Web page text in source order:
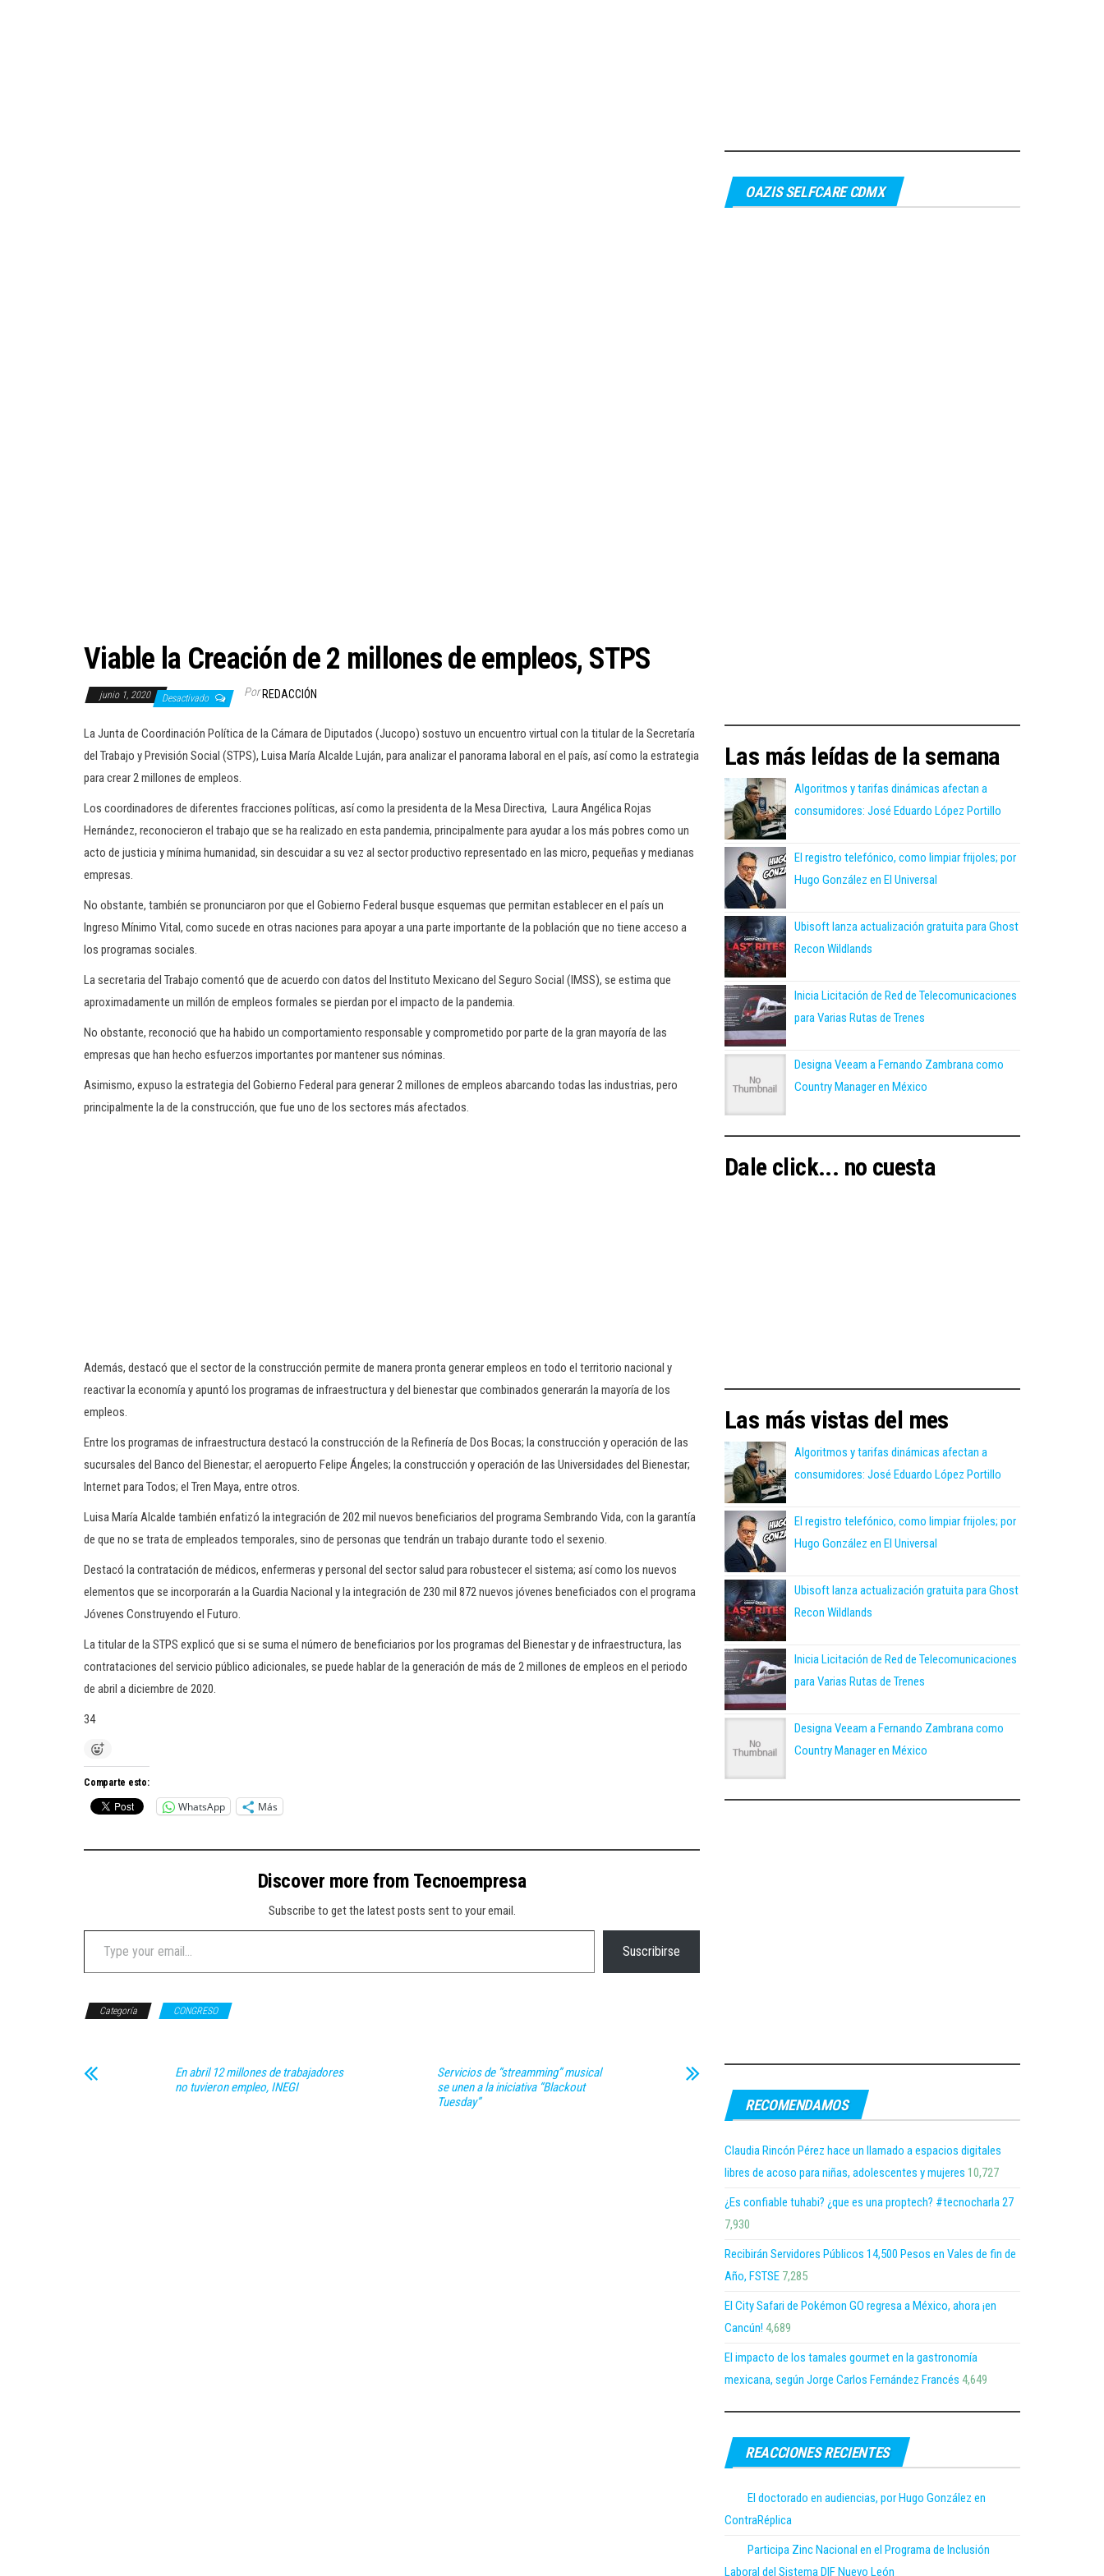
Viable la Creación de 2 millones de empleos, STPS
junio 1, 2020 Desactivado Por REDACCIÓN
La Junta de Coordinación Política de la Cámara de Diputados (Jucopo) sostuvo un encuentro virtual con la titular de la Secretaría
del Trabajo y Previsión Social (STPS), Luisa María Alcalde Luján, para analizar el panorama laboral en el país, así como la estrategia
para crear 2 millones de empleos.
Los coordinadores de diferentes fracciones políticas, así como la presidenta de la Mesa Directiva, Laura Angélica Rojas
Hernández, reconocieron el trabajo que se ha realizado en esta pandemia, principalmente para ayudar a los más pobres como un
acto de justicia y mínima humanidad, sin descuidar a su vez al sector productivo representado en las micro, pequeñas y medianas
empresas.
No obstante, también se pronunciaron por que el Gobierno Federal busque esquemas que permitan establecer en el país un
Ingreso Mínimo Vital, como sucede en otras naciones para apoyar a una parte importante de la población que no tiene acceso a
los programas sociales.
La secretaria del Trabajo comentó que de acuerdo con datos del Instituto Mexicano del Seguro Social (IMSS), se estima que
aproximadamente un millón de empleos formales se pierdan por el impacto de la pandemia.
No obstante, reconoció que ha habido un comportamiento responsable y comprometido por parte de la gran mayoría de las
empresas que han hecho esfuerzos importantes por mantener sus nóminas.
Asimismo, expuso la estrategia del Gobierno Federal para generar 2 millones de empleos abarcando todas las industrias, pero
principalmente la de la construcción, que fue uno de los sectores más afectados.
Además, destacó que el sector de la construcción permite de manera pronta generar empleos en todo el territorio nacional y
reactivar la economía y apuntó los programas de infraestructura y del bienestar que combinados generarán la mayoría de los
empleos.
Entre los programas de infraestructura destacó la construcción de la Refinería de Dos Bocas; la construcción y operación de las
sucursales del Banco del Bienestar; el aeropuerto Felipe Ángeles; la construcción y operación de las Universidades del Bienestar;
Internet para Todos; el Tren Maya, entre otros.
Luisa María Alcalde también enfatizó la integración de 202 mil nuevos beneficiarios del programa Sembrando Vida, con la garantía
de que no se trata de empleados temporales, sino de personas que tendrán un trabajo durante todo el sexenio.
Destacó la contratación de médicos, enfermeras y personal del sector salud para robustecer el sistema; así como los nuevos
elementos que se incorporarán a la Guardia Nacional y la integración de 230 mil 872 nuevos jóvenes beneficiados con el programa
Jóvenes Construyendo el Futuro.
La titular de la STPS explicó que si se suma el número de beneficiarios por los programas del Bienestar y de infraestructura, las
contrataciones del servicio público adicionales, se puede hablar de la generación de más de 2 millones de empleos en el periodo
de abril a diciembre de 2020.
34
Comparte esto:
WhatsApp Más
Discover more from Tecnoempresa
Subscribe to get the latest posts sent to your email.
Type your email…
Suscribirse
Categoría CONGRESO
En abril 12 millones de trabajadores
no tuvieron empleo, INEGI
Servicios de “streamming” musical
se unen a la iniciativa “Blackout
Tuesday”
OAZIS SELFCARE CDMX
Las más leídas de la semana
Algoritmos y tarifas dinámicas afectan a
consumidores: José Eduardo López Portillo
El registro telefónico, como limpiar frijoles; por
Hugo González en El Universal
Ubisoft lanza actualización gratuita para Ghost
Recon Wildlands
Inicia Licitación de Red de Telecomunicaciones
para Varias Rutas de Trenes
Designa Veeam a Fernando Zambrana como
Country Manager en México
Dale click... no cuesta
Las más vistas del mes
Algoritmos y tarifas dinámicas afectan a
consumidores: José Eduardo López Portillo
El registro telefónico, como limpiar frijoles; por
Hugo González en El Universal
Ubisoft lanza actualización gratuita para Ghost
Recon Wildlands
Inicia Licitación de Red de Telecomunicaciones
para Varias Rutas de Trenes
Designa Veeam a Fernando Zambrana como
Country Manager en México
RECOMENDAMOS
Claudia Rincón Pérez hace un llamado a espacios digitales
libres de acoso para niñas, adolescentes y mujeres 10,727
¿Es confiable tuhabi? ¿que es una proptech? #tecnocharla 27
7,930
Recibirán Servidores Públicos 14,500 Pesos en Vales de fin de
Año, FSTSE 7,285
El City Safari de Pokémon GO regresa a México, ahora ¡en
Cancún! 4,689
El impacto de los tamales gourmet en la gastronomía
mexicana, según Jorge Carlos Fernández Francés 4,649
REACCIONES RECIENTES
El doctorado en audiencias, por Hugo González en
ContraRéplica
Participa Zinc Nacional en el Programa de Inclusión
Laboral del Sistema DIF Nuevo León